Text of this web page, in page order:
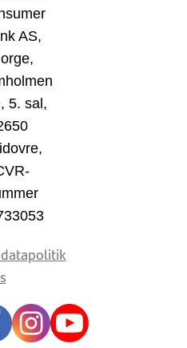
AS,
5. sal,